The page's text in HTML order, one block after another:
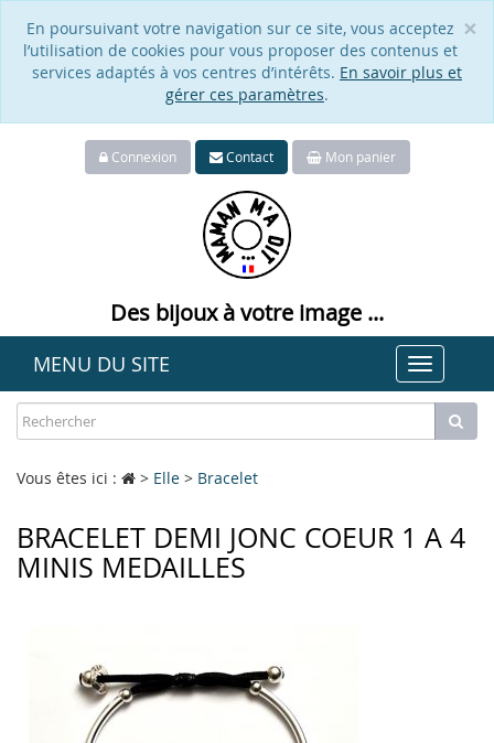
×
En poursuivant votre navigation sur ce site, vous acceptez
l’utilisation de cookies pour vous proposer des contenus et
services adaptés à vos centres d’intérêts. En savoir plus et
gérer ces paramètres.
Connexion Contact Mon panier
Des bijoux à votre image ...
MENU DU SITE
Toggle
Vous êtes ici : > Elle > Bracelet
BRACELET DEMI JONC COEUR 1 A 4
MINIS MEDAILLES